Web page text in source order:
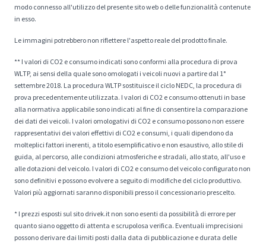
modo connesso all'utilizzo del presente sito web o delle funzionalità contenute
in esso.
Le immagini potrebbero non riflettere l'aspetto reale del prodotto finale.
** I valori di CO2 e consumo indicati sono conformi alla procedura di prova
WLTP, ai sensi della quale sono omologati i veicoli nuovi a partire dal 1°
settembre 2018. La procedura WLTP sostituisce il ciclo NEDC, la procedura di
prova precedentemente utilizzata. I valori di CO2 e consumo ottenuti in base
alla normativa applicabile sono indicati al fine di consentire la comparazione
dei dati dei veicoli. I valori omologativi di CO2 e consumo possono non essere
rappresentativi dei valori effettivi di CO2 e consumi, i quali dipendono da
molteplici fattori inerenti, a titolo esemplificativo e non esaustivo, allo stile di
guida, al percorso, alle condizioni atmosferiche e stradali, allo stato, all'uso e
alle dotazioni del veicolo. I valori di CO2 e consumo del veicolo configurato non
sono definitivi e possono evolvere a seguito di modifiche del ciclo produttivo.
Valori più aggiornati saranno disponibili presso il concessionario prescelto.
* I prezzi esposti sul sito drivek.it non sono esenti da possibilità di errore per
quanto siano oggetto di attenta e scrupolosa verifica. Eventuali imprecisioni
possono derivare dai limiti posti dalla data di pubblicazione e durata delle